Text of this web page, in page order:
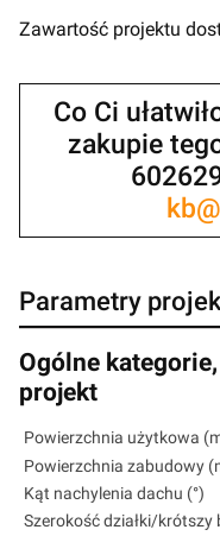
Zawartość projektu
Co Ci
zakupie
Parametry
Ogólne
projekt
Powierzchnia użytkowa
Powierzchnia zabudowy
Kąt nachylenia dachu (°)
Szerokość działki/krótszy